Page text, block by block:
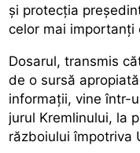
și protecția
celor mai importanți
Dosarul, transmis
de o sursă
informații, vine într-
jurul Kremlinului, la
războiului împotriva